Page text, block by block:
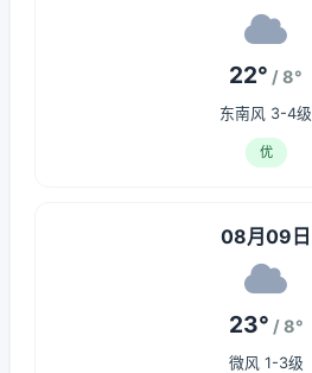
22° / 8°
东南风 3-4级
优
08月09日
23° / 8°
微风 1-3级